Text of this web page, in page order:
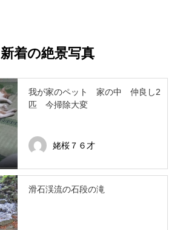
新着の絶景写真
我が家のペット 家の中 仲良し2
匹 今掃除大変
姥桜７６才
滑石渓流の石段の滝